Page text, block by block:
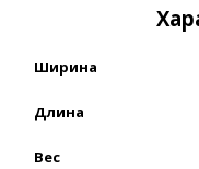
Ширина
Длина
Вес